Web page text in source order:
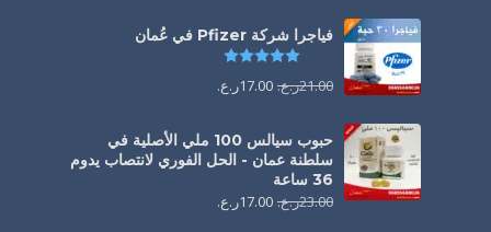
فياجرا شركة Pfizer في عُمان
21.00ر.ع. 17.00ر.ع.
حبوب سيالس 100 ملي الأصلية في
سلطنة عمان - الحل الفوري لانتصاب يدوم
36 ساعة
23.00ر.ع. 17.00ر.ع.